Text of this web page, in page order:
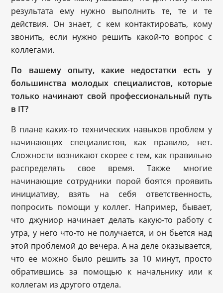
результата ему нужно выполнить те, те и те
действия. Он знает, с кем контактировать, кому
звонить, если нужно решить какой-то вопрос с
коллегами.
По вашему опыту, какие недостатки есть у
большинства молодых специалистов, которые
только начинают свой профессиональный путь
в IT?
В плане каких-то технических навыков проблем у
начинающих специалистов, как правило, нет.
Сложности возникают скорее с тем, как правильно
распределять свое время. Также многие
начинающие сотрудники порой боятся проявить
инициативу, взять на себя ответственность,
попросить помощи у коллег. Например, бывает,
что джуниор начинает делать какую-то работу с
утра, у него что-то не получается, и он бьется над
этой проблемой до вечера. А на деле оказывается,
что ее можно было решить за 10 минут, просто
обратившись за помощью к начальнику или к
коллегам из другого отдела.